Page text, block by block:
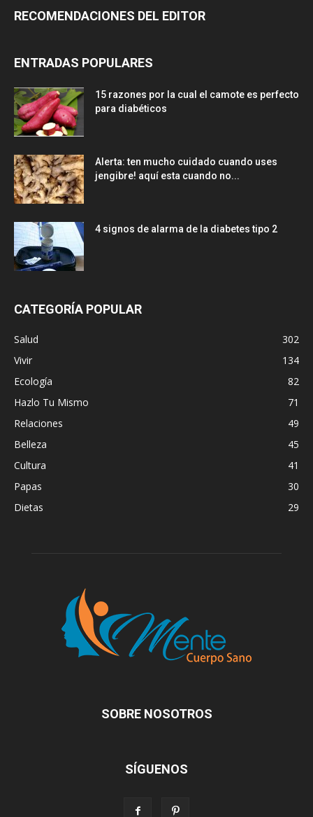
RECOMENDACIONES DEL EDITOR
ENTRADAS POPULARES
15 razones por la cual el camote es perfecto
para diabéticos
Alerta: ten mucho cuidado cuando uses
jengibre! aquí esta cuando no...
4 signos de alarma de la diabetes tipo 2
CATEGORÍA POPULAR
Salud
302
Vivir
134
Ecología
82
Hazlo Tu Mismo
71
Relaciones
49
Belleza
45
Cultura
41
Papas
30
Dietas
29
SOBRE NOSOTROS
SÍGUENOS